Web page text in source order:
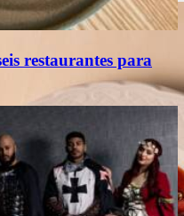
restaurantes para